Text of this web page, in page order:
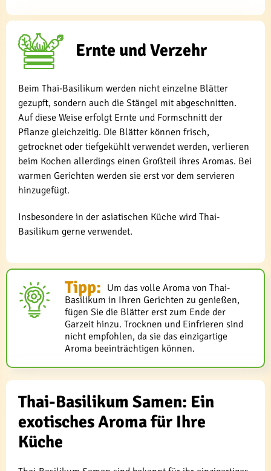
Ernte und Verzehr
Beim Thai-Basilikum werden nicht einzelne Blätter
gezupft, sondern auch die Stängel mit abgeschnitten.
Auf diese Weise erfolgt Ernte und Formschnitt der
Pflanze gleichzeitig. Die Blätter können frisch,
getrocknet oder tiefgekühlt verwendet werden, verlieren
beim Kochen allerdings einen Großteil ihres Aromas. Bei
warmen Gerichten werden sie erst vor dem servieren
hinzugefügt.
Insbesondere in der asiatischen Küche wird Thai-
Basilikum gerne verwendet.
Tipp: Um das volle Aroma von Thai-
Basilikum in Ihren Gerichten zu genießen,
fügen Sie die Blätter erst zum Ende der
Garzeit hinzu. Trocknen und Einfrieren sind
nicht empfohlen, da sie das einzigartige
Aroma beeinträchtigen können.
Thai-Basilikum Samen: Ein
exotisches Aroma für Ihre
Küche